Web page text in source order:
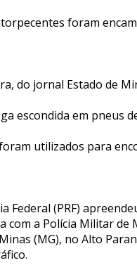
foram
do jornal Estado de
escondida em pneus
utilizados para
Federal (PRF)
com a Polícia Militar de
(MG), no Alto